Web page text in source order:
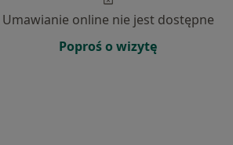
Umawianie online nie jest dostępne
Poproś o wizytę